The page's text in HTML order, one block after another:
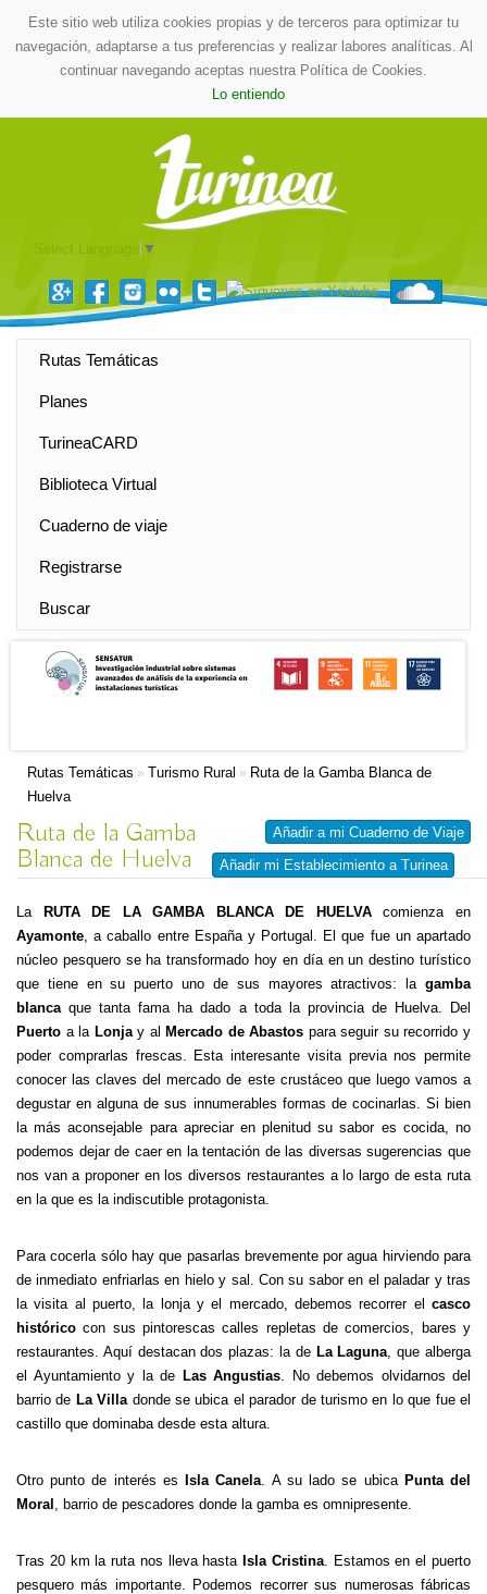
Este sitio web utiliza cookies propias y de terceros para optimizar tu
navegación, adaptarse a tus preferencias y realizar labores analíticas. Al
continuar navegando aceptas nuestra Política de Cookies.
Lo entiendo
▼
Rutas Temáticas
Planes
TurineaCARD
Biblioteca Virtual
Cuaderno de viaje
Registrarse
Buscar
Rutas Temáticas » Turismo Rural » Ruta de la Gamba Blanca de
Huelva
Añadir a mi Cuaderno de Viaje
Añadir mi Establecimiento a Turinea
Ruta de la Gamba
Blanca de Huelva
La RUTA DE LA GAMBA BLANCA DE HUELVAcomienza en
Ayamonte, a caballo entre España y Portugal. El que fue un apartado
núcleo pesquero se ha transformado hoy en día en un destino turístico
que tiene en su puerto uno de sus mayores atractivos: la gamba
blancaque tanta fama ha dado a toda la provincia de Huelva. Del
Puerto a la Lonjay al Mercado de Abastos para seguir su recorrido y
poder comprarlas frescas. Esta interesante visita previa nos permite
conocer las claves del mercado de este crustáceo que luego vamos a
degustar en alguna de sus innumerables formas de cocinarlas. Si bien
la más aconsejable para apreciar en plenitud su sabor es cocida, no
podemos dejar de caer en la tentación de las diversas sugerencias que
nos van a proponer en los diversos restaurantes a lo largo de esta ruta
en la que es la indiscutible protagonista.
Para cocerla sólo hay que pasarlas brevemente por agua hirviendo para
de inmediato enfriarlas en hielo y sal. Con su sabor en el paladar y tras
la visita al puerto, la lonja y el mercado, debemos recorrer el casco
histórico con sus pintorescas calles repletas de comercios, bares y
restaurantes. Aquí destacan dos plazas: la de La Laguna, que alberga
el Ayuntamiento y la de Las Angustias. No debemos olvidarnos del
barrio de La Villadonde se ubica el parador de turismo en lo que fue el
castillo que dominaba desde esta altura.
Otro punto de interés es Isla Canela. A su lado se ubica Punta del
Moral , barrio de pescadores donde la gamba es omnipresente.
Tras 20 km la ruta nos lleva hasta Isla Cristina. Estamos en el puerto
pesquero más importante. Podemos recorrer sus numerosas fábricas